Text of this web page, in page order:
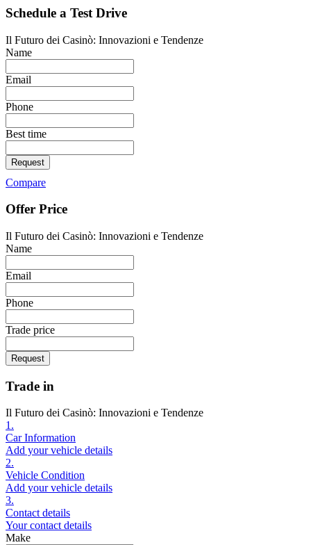
Schedule a Test Drive
Il Futuro dei Casinò: Innovazioni e Tendenze
Name
Email
Phone
Best time
Request
Compare
Offer Price
Il Futuro dei Casinò: Innovazioni e Tendenze
Name
Email
Phone
Trade price
Request
Trade in
Il Futuro dei Casinò: Innovazioni e Tendenze
1.
Car Information
Add your vehicle details
2.
Vehicle Condition
Add your vehicle details
3.
Contact details
Your contact details
Make